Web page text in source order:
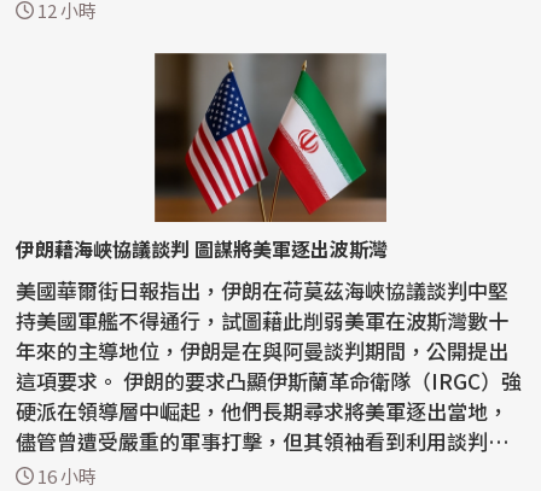
12 小時
伊朗藉海峽協議談判 圖謀將美軍逐出波斯灣
美國華爾街日報指出，伊朗在荷莫茲海峽協議談判中堅
持美國軍艦不得通行，試圖藉此削弱美軍在波斯灣數十
年來的主導地位，伊朗是在與阿曼談判期間，公開提出
這項要求。 伊朗的要求凸顯伊斯蘭革命衛隊（IRGC）強
硬派在領導層中崛起，他們長期尋求將美軍逐出當地，
儘管曾遭受嚴重的軍事打擊，但其領袖看到利用談判動
搖...16 小時